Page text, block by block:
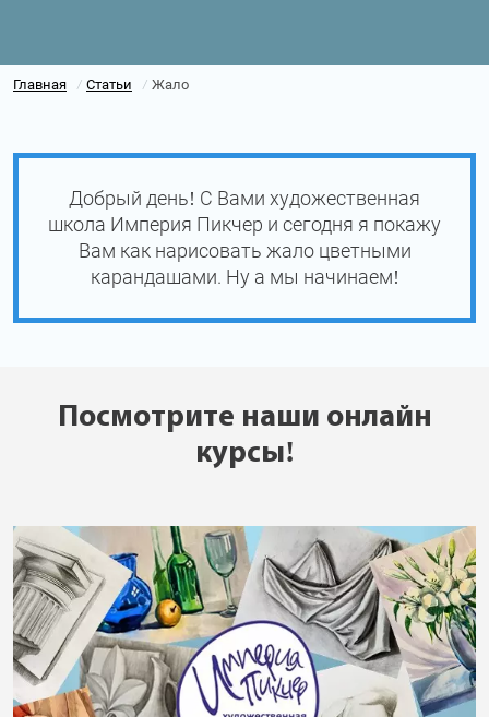
Главная / Статьи / Жало
Добрый день! С Вами художественная
школа Империя Пикчер и сегодня я покажу
Вам как нарисовать жало цветными
карандашами. Ну а мы начинаем!
Посмотрите наши онлайн
курсы!